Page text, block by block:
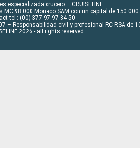
especializada crucero – CRUISELINE
MC 98 000 Monaco SAM con un capital de 150 000
tel : (00) 377 97 97 84 50
– Responsabilidad civil y profesional RC RSA de
2026 - all rights reserved